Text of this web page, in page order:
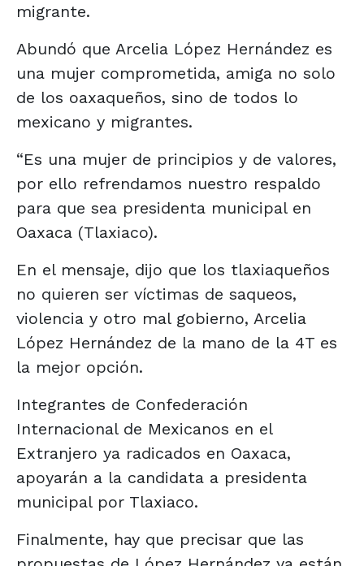
migrante.
Abundó que Arcelia López Hernández es
una mujer comprometida, amiga no solo
de los oaxaqueños, sino de todos lo
mexicano y migrantes.
“Es una mujer de principios y de valores,
por ello refrendamos nuestro respaldo
para que sea presidenta municipal en
Oaxaca (Tlaxiaco).
En el mensaje, dijo que los tlaxiaqueños
no quieren ser víctimas de saqueos,
violencia y otro mal gobierno, Arcelia
López Hernández de la mano de la 4T es
la mejor opción.
Integrantes de Confederación
Internacional de Mexicanos en el
Extranjero ya radicados en Oaxaca,
apoyarán a la candidata a presidenta
municipal por Tlaxiaco.
Finalmente, hay que precisar que las